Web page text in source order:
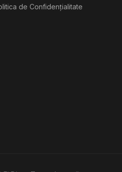
de Confidențialitate